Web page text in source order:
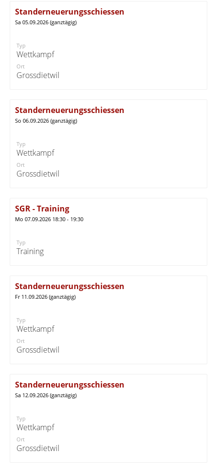
Standerneuerungsschiessen
Sa 05.09.2026 (ganztägig)
Typ
Wettkampf
Ort
Grossdietwil
Standerneuerungsschiessen
So 06.09.2026 (ganztägig)
Typ
Wettkampf
Ort
Grossdietwil
SGR - Training
Mo 07.09.2026 18:30 - 19:30
Typ
Training
Standerneuerungsschiessen
Fr 11.09.2026 (ganztägig)
Typ
Wettkampf
Ort
Grossdietwil
Standerneuerungsschiessen
Sa 12.09.2026 (ganztägig)
Typ
Wettkampf
Ort
Grossdietwil